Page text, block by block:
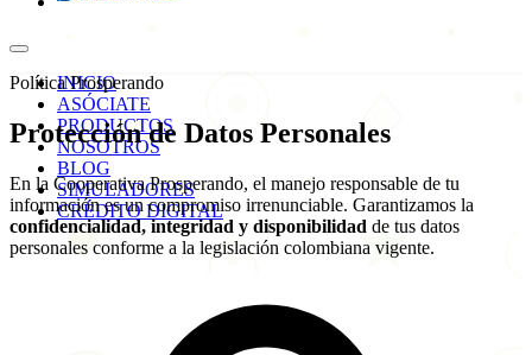
INICIO
ASÓCIATE
PRODUCTOS
NOSOTROS
BLOG
SIMULADORES
CRÉDITO DIGITAL
Política Prosperando
Protección de Datos Personales
En la Cooperativa Prosperando, el manejo responsable de tu
información es un compromiso irrenunciable. Garantizamos la
confidencialidad, integridad y disponibilidad de tus datos
personales conforme a la legislación colombiana vigente.